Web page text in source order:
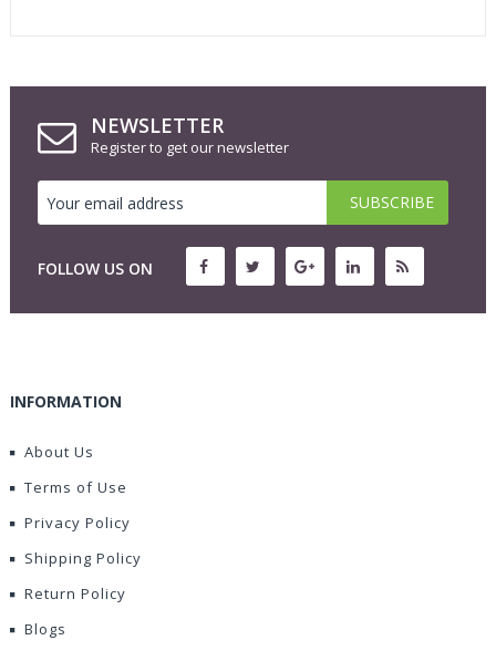
NEWSLETTER
Register to get our newsletter
FOLLOW US ON
INFORMATION
About Us
Terms of Use
Privacy Policy
Shipping Policy
Return Policy
Blogs